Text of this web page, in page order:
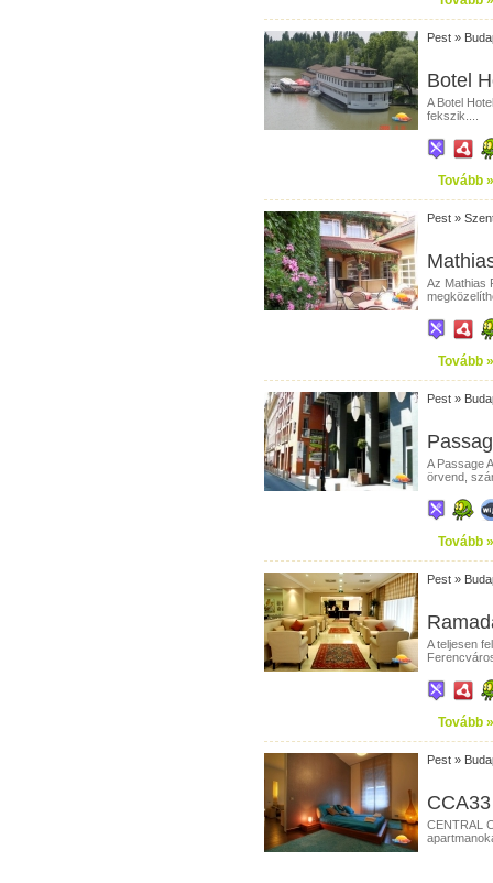
Pest »
Botel
A Botel
fekszik....
Tovább »
Pest »
Az Mathias
Tovább »
Pest »
A Passage
örvend,
Tovább »
Pest »
A teljesen
Tovább »
Pest »
CENTRAL